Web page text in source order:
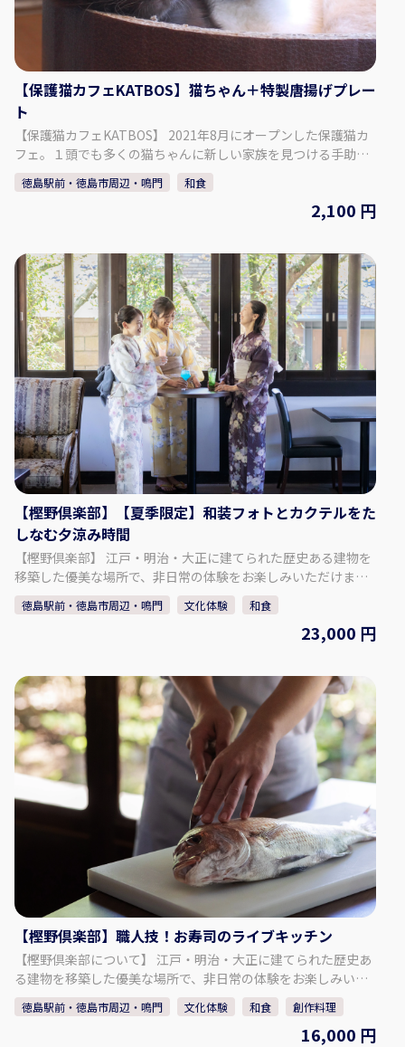
【保護猫カフェKATBOS】猫ちゃん＋特製唐揚げプレー
ト
【保護猫カフェKATBOS】 2021年8月にオープンした保護猫カ
フェ。１頭でも多くの猫ちゃんに新しい家族を見つける手助け
ができれば、との思いで始めたお店です。 木のぬくもりとやわ
らかい日差しを感じる店内は、カフェスペースと猫スペースに
製唐揚げプレートは、KATBOSの定番メニューです！ 【プラン
内容】 猫＋特製唐揚げプレートプラン ◇料金 2,100円 ◇セッ
トメニュー ・猫スペース（60分）ご利用料金 ・１ドリンク ・
KATBOS特製唐揚げプレート（写真はイメージです） ◇時間・
期間 体験可能な日：毎日（水曜日以外） 体験可能な時間：
11:00 ～ 14:00 所要時間：約2時間 ◇人数・年齢制限 年齢制
限：5歳以上 ◇注意事項 ・猫スペースに入室の際には注意点が
ございます。スタッフにお声がけのうえ、注意事項および猫ち
ゃんたちとの遊び方について理解したうえで、ご利用くださ
い。 ・猫スペースは、延長15分ごとに＋220円。 【事業者情
報】 保護猫カフェKATBOS ◇住所 徳島県徳島市福島2丁目2‐
10 1F ◇アクセス 車：徳島駅から約9分 徒歩：徳島駅から約27
分 ◇駐車場 あり（3か所計6台分、詳細は予約時に確認） ◇席
数 15席 ◇TEL 088-661-6069 ◇営業時間・定休日 営業時間：
11:00～20:00（ランチLO 14:30） 定休日：水曜日 ◇SNS
Instagram：
https://www.instagram.com/hogonekocafe_katbos/?hl=en
徳島駅前・徳島市周辺・鳴門 和食
2,100 円
【樫野倶楽部】【夏季限定】和装フォトとカクテルをた
しなむ夕涼み時間
【樫野倶楽部】 江戸・明治・大正に建てられた歴史ある建物を
移築した優美な場所で、非日常の体験をお楽しみいただけま
す。 レトロな飴色シャンデリアや月見のためにつくられたバル
コニー・観月台など、古き良き時代の意匠が織りなす邸宅の美
は一見の価値あり。本館「樫野邸」、別邸「風雅庭」、観月邸
ます。 【プラン内容】 和装での樫野倶楽部の自由散策と写真撮
影に、お酒が付いた「大人な夕涼みプラン」。夏季限定です。
お好きな和装をお選びいただき、着付けはプロが行います。自
由散策ののちには、バータイムを満喫。お客様のお好みをうか
がいながら、徳島素材を使ったオリジナルカクテルをご用意し
ます。 ・和装体験＋写真撮影 ・徳島素材でつくるオリジナルカ
クテル ※ 未成年の方にはソフトドリンクで対応いたします。 ◇
料金（お一人様） 23,000円 体験可能な日： 5月～9月（夏）
月、木、金 体験可能な時間：16時30分～、17
時～ 所要時間：約1時間30分 ◇人数・年齢制限 最少催行人数：
2人 最高人数：8人 年齢制限：13歳以上（中学生） 【事業者情
報】 樫野倶楽部 ◇住所 板野郡松茂町広島北川向四ノ越２９−１
◇アクセス 車：徳島とくとくターミナル下車 徒歩約5分 タクシ
ー：JR徳島駅よりタクシーで約20分 バス：阿波おどり空港より
徳島バス空港線「松茂」もしくは「中喜来東」下車 徒歩約5分
◇駐車場 あり ◇TEL 088-699-1007 ◇営業時間・定休日 営業
日：月、木、金、土、日 営業時間：11:00 ～ 18:00 定休日：
火、水（（祝日の場合は営業） ◇SNS インスタグラム：
https://www.instagram.com/kashinoclub/ ◇ウェブサイト
徳島駅前・徳島市周辺・鳴門 文化体験 和食
23,000 円
【樫野倶楽部】職人技！お寿司のライブキッチン
【樫野倶楽部について】 江戸・明治・大正に建てられた歴史あ
る建物を移築した優美な場所で、非日常の体験をお楽しみいた
だけます。 レトロな飴色シャンデリアや月見のためにつくられ
たバルコニー・観月台など、古き良き時代の意匠が織りなす邸
宅の美は一見の価値あり。本館「樫野邸」、別邸「風雅庭」、
徳島駅前・徳島市周辺・鳴門 文化体験 和食 創作料理
16,000 円